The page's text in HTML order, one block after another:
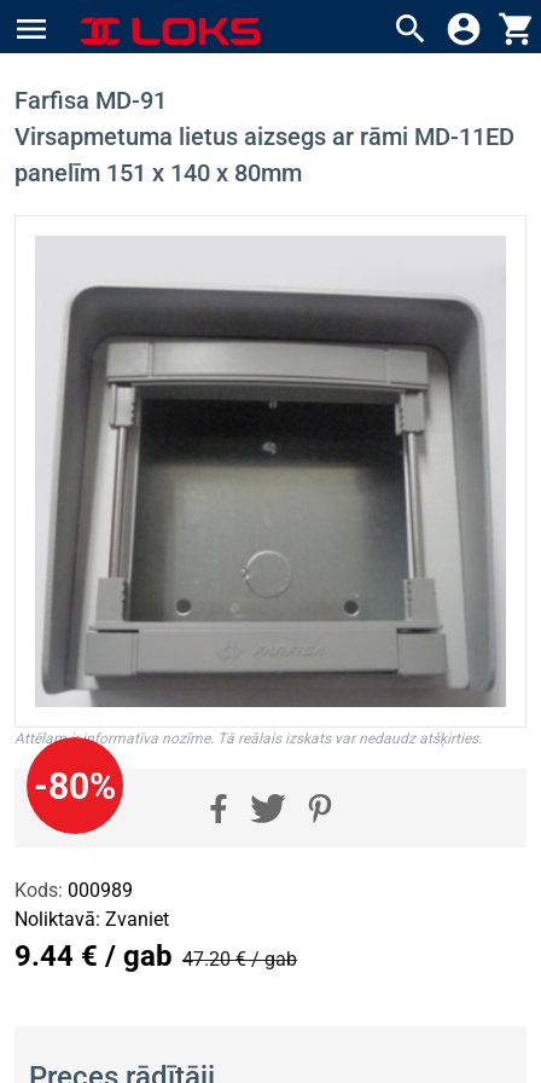
menu search account_circle shopping_cart
Farfisa MD-91
Virsapmetuma lietus aizsegs ar rāmi MD-11ED
panelīm 151 x 140 x 80mm
-80%
Attēlam ir informatīva nozīme. Tā reālais izskats var nedaudz atšķirties.
Kods: 000989
Noliktavā: Zvaniet
9.44 € / gab 47.20 € / gab